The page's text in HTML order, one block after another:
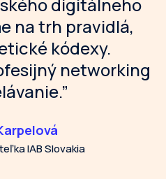
na trh pravidlá,
kódexy.
networking
IAB Slovakia